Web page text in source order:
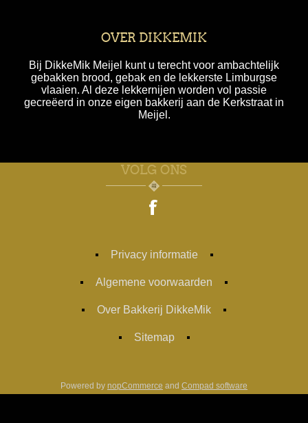
OVER DIKKEMIK
Bij DikkeMik Meijel kunt u terecht voor ambachtelijk
gebakken brood, gebak en de lekkerste Limburgse
vlaaien. Al deze lekkernijen worden vol passie
gecreëerd in onze eigen bakkerij aan de Kerkstraat in
Meijel.
VOLG ONS
Privacy informatie
Algemene voorwaarden
Over Bakkerij DikkeMik
Sitemap
Powered by nopCommerce and Compad software